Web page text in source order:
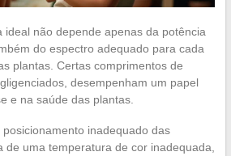
ideal não depende apenas da potência
do espectro adequado para cada
plantas. Certas comprimentos de
desempenham um papel
e na saúde das plantas.
inadequado das
de uma temperatura de cor inadequada,